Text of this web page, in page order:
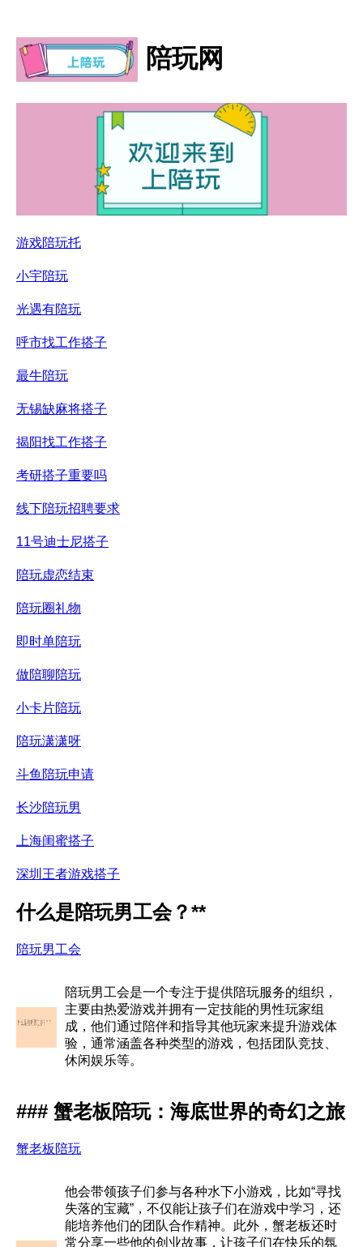
陪玩网
游戏陪玩托
小宇陪玩
光遇有陪玩
呼市找工作搭子
最牛陪玩
无锡缺麻将搭子
揭阳找工作搭子
考研搭子重要吗
线下陪玩招聘要求
11号迪士尼搭子
陪玩虚恋结束
陪玩圈礼物
即时单陪玩
做陪聊陪玩
小卡片陪玩
陪玩潇潇呀
斗鱼陪玩申请
长沙陪玩男
上海闺蜜搭子
深圳王者游戏搭子
什么是陪玩男工会？**
陪玩男工会
陪玩男工会是一个专注于提供陪玩服务的组织，
主要由热爱游戏并拥有一定技能的男性玩家组
成，他们通过陪伴和指导其他玩家来提升游戏体
验，通常涵盖各种类型的游戏，包括团队竞技、
休闲娱乐等。
### 蟹老板陪玩：海底世界的奇幻之旅
蟹老板陪玩
他会带领孩子们参与各种水下小游戏，比如“寻找
失落的宝藏”，不仅能让孩子们在游戏中学习，还
能培养他们的团队合作精神。此外，蟹老板还时
常分享一些他的创业故事，让孩子们在快乐的氛